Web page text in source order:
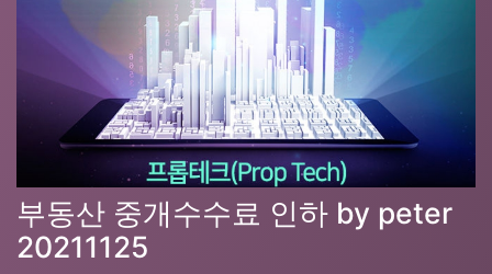
부동산 중개수수료 인하 by peter
20211125